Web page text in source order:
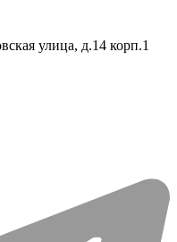
улица, д.14 корп.1